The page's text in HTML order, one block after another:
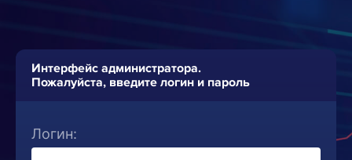
Интерфейс администратора.
Пожалуйста, введите логин и пароль
Логин: